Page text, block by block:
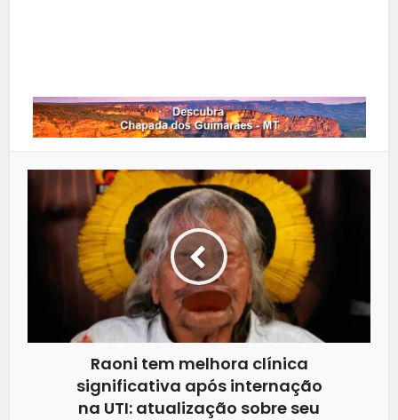
Raoni tem melhora clínica
significativa após internação
na UTI: atualização sobre seu